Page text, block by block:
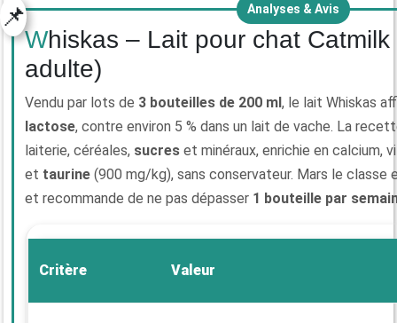
Analyses & Avis
📌
Whiskas – Lait pour chat Catmilk (chaton et
adulte)
Vendu par lots de 3 bouteilles de 200 ml , le lait Whiskas
lactose, contre environ 5 % dans un lait de vache. La
laiterie, céréales, sucres et minéraux, enrichie en calcium,
et taurine (900 mg/kg), sans conservateur. Mars le classe
et recommande de ne pas dépasser 1 bouteille par
Critère Valeur